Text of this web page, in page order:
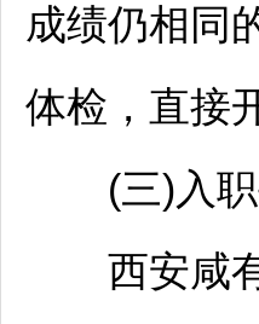
成绩仍相同
体检，直接
(三)入职
西安咸有